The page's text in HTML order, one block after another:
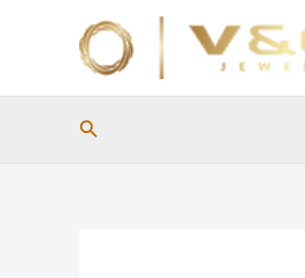
Cari